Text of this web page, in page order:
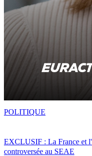
EXCLUSIF : La France et
controversée au SEAE
POLITIQUE